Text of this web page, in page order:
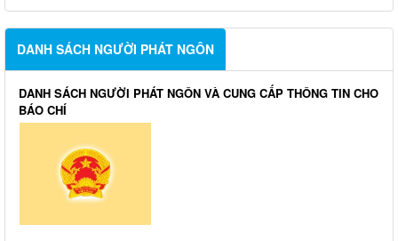
DANH SÁCH NGƯỜI PHÁT NGÔN
DANH SÁCH NGƯỜI PHÁT NGÔN VÀ CUNG CẤP THÔNG TIN CHO
BÁO CHÍ